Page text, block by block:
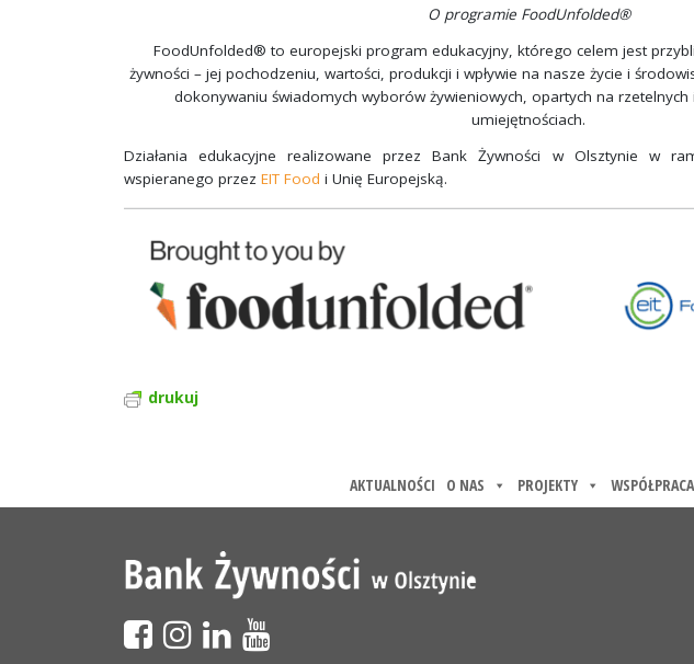
O programie FoodUnfolded®
FoodUnfolded® to europejski program edukacyjny, którego celem jest
żywności – jej pochodzeniu, wartości, produkcji i wpływie na nasze życie i
dokonywaniu świadomych wyborów żywieniowych, opartych na
umiejętnościach.
Działania edukacyjne realizowane przez Bank Żywności w Olsztynie w
wspieranego przezEIT Food i Unię Europejską.
drukuj
AKTUALNOŚCI O NAS PROJEKTY WSPÓŁPRACA